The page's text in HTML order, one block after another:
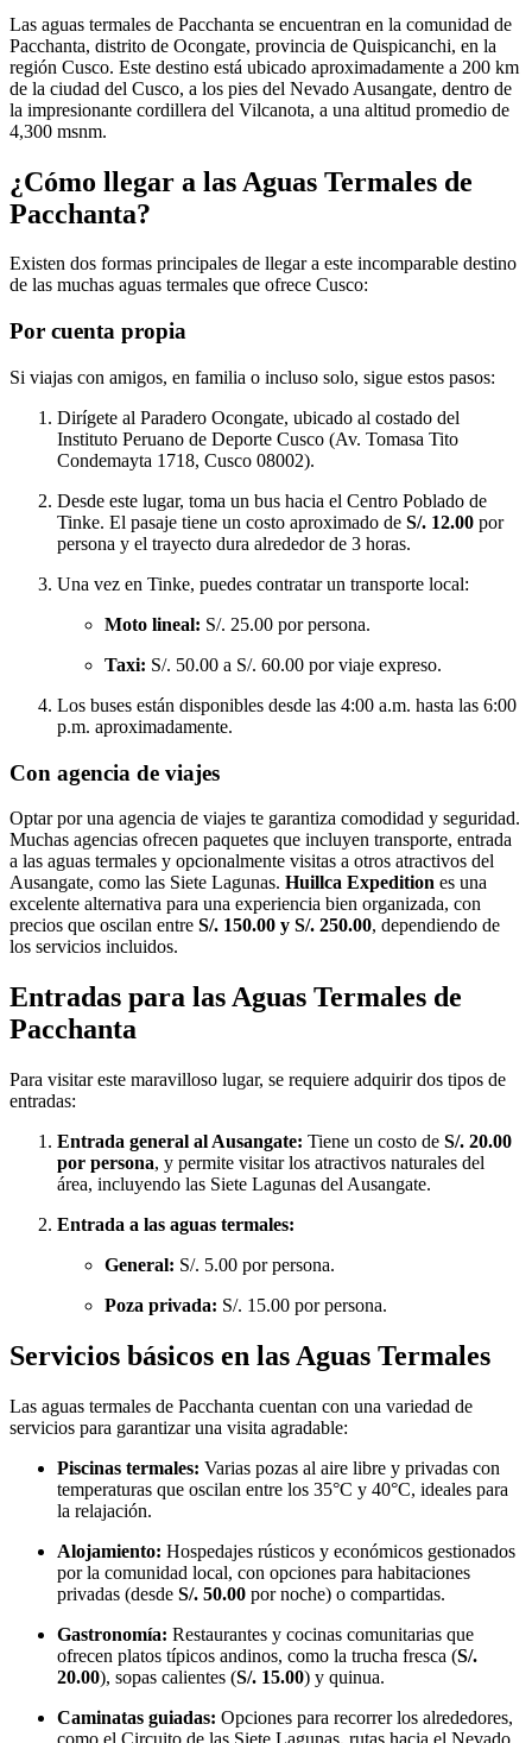
Las aguas termales de Pacchanta se encuentran en la comunidad de
Pacchanta, distrito de Ocongate, provincia de Quispicanchi, en la
región Cusco. Este destino está ubicado aproximadamente a 200 km
de la ciudad del Cusco, a los pies del Nevado Ausangate, dentro de
la impresionante cordillera del Vilcanota, a una altitud promedio de
4,300 msnm.
¿Cómo llegar a las Aguas Termales de
Pacchanta?
Existen dos formas principales de llegar a este incomparable destino
de las muchas aguas termales que ofrece Cusco:
Por cuenta propia
Si viajas con amigos, en familia o incluso solo, sigue estos pasos:
Dirígete al Paradero Ocongate, ubicado al costado del
Instituto Peruano de Deporte Cusco (Av. Tomasa Tito
Condemayta 1718, Cusco 08002).
Desde este lugar, toma un bus hacia el Centro Poblado de
Tinke. El pasaje tiene un costo aproximado de S/. 12.00 por
persona y el trayecto dura alrededor de 3 horas.
Una vez en Tinke, puedes contratar un transporte local:
Moto lineal: S/. 25.00 por persona.
Taxi: S/. 50.00 a S/. 60.00 por viaje expreso.
Los buses están disponibles desde las 4:00 a.m. hasta las 6:00
p.m. aproximadamente.
Con agencia de viajes
Optar por una agencia de viajes te garantiza comodidad y seguridad.
Muchas agencias ofrecen paquetes que incluyen transporte, entrada
a las aguas termales y opcionalmente visitas a otros atractivos del
Ausangate, como las Siete Lagunas. Huillca Expedition es una
excelente alternativa para una experiencia bien organizada, con
precios que oscilan entre S/. 150.00 y S/. 250.00, dependiendo de
los servicios incluidos.
Entradas para las Aguas Termales de
Pacchanta
Para visitar este maravilloso lugar, se requiere adquirir dos tipos de
entradas:
Entrada general al Ausangate: Tiene un costo de S/. 20.00
por persona, y permite visitar los atractivos naturales del
área, incluyendo las Siete Lagunas del Ausangate.
Entrada a las aguas termales:
General: S/. 5.00 por persona.
Poza privada: S/. 15.00 por persona.
Servicios básicos en las Aguas Termales
Las aguas termales de Pacchanta cuentan con una variedad de
servicios para garantizar una visita agradable:
Piscinas termales: Varias pozas al aire libre y privadas con
temperaturas que oscilan entre los 35°C y 40°C, ideales para
la relajación.
Alojamiento: Hospedajes rústicos y económicos gestionados
por la comunidad local, con opciones para habitaciones
privadas (desde S/. 50.00 por noche) o compartidas.
Gastronomía: Restaurantes y cocinas comunitarias que
ofrecen platos típicos andinos, como la trucha fresca (S/.
20.00), sopas calientes (S/. 15.00) y quinua.
Caminatas guiadas: Opciones para recorrer los alrededores,
como el Circuito de las Siete Lagunas, rutas hacia el Nevado